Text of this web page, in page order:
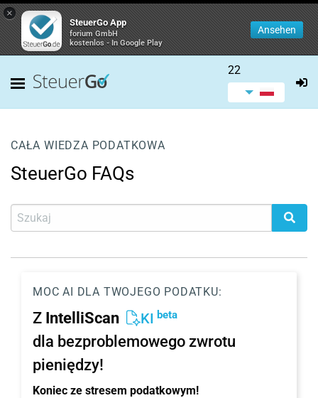
×
SteuerGo App
forium GmbH
kostenlos - In Google Play
Ansehen
22
CAŁA WIEDZA PODATKOWA
SteuerGo FAQs
MOC AI DLA TWOJEGO PODATKU:
Z IntelliScan KI beta
dla bezproblemowego zwrotu
pieniędzy!
Koniec ze stresem podatkowym!